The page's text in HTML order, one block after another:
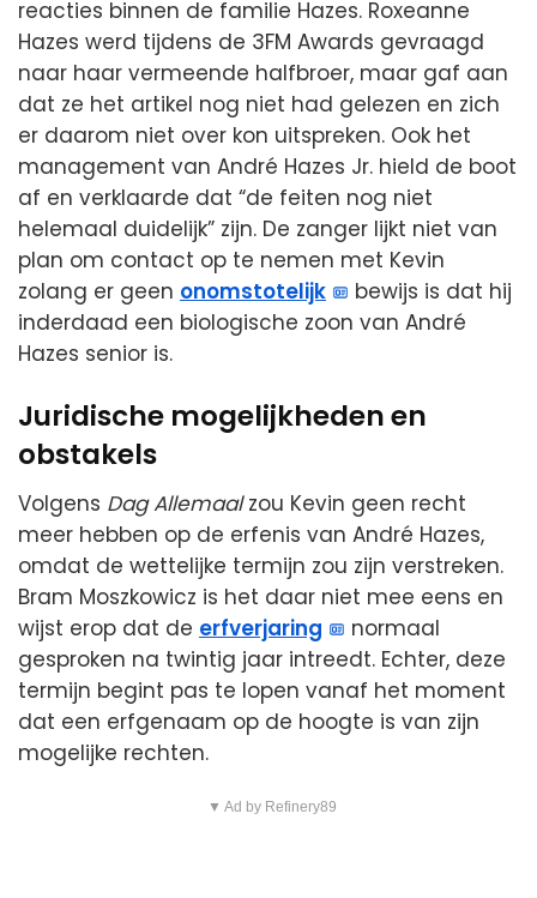
reacties binnen de familie Hazes. Roxeanne
Hazes werd tijdens de 3FM Awards gevraagd
naar haar vermeende halfbroer, maar gaf aan
dat ze het artikel nog niet had gelezen en zich
er daarom niet over kon uitspreken. Ook het
management van André Hazes Jr. hield de boot
af en verklaarde dat “de feiten nog niet
helemaal duidelijk” zijn. De zanger lijkt niet van
plan om contact op te nemen met Kevin
zolang er geen onomstotelijk
bewijs is dat hij
inderdaad een biologische zoon van André
Hazes senior is.
Juridische mogelijkheden en
obstakels
Volgens Dag Allemaalzou Kevin geen recht
meer hebben op de erfenis van André Hazes,
omdat de wettelijke termijn zou zijn verstreken.
Bram Moszkowicz is het daar niet mee eens en
wijst erop dat de erfverjaring
normaal
gesproken na twintig jaar intreedt. Echter, deze
termijn begint pas te lopen vanaf het moment
dat een erfgenaam op de hoogte is van zijn
mogelijke rechten.
▼ Ad by Refinery89